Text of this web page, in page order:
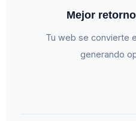
Mejor
Tu web se convierte
generando